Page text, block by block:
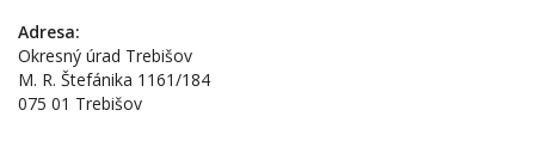
Adresa:
Okresný úrad Trebišov
M. R. Štefánika 1161/184
075 01 Trebišov